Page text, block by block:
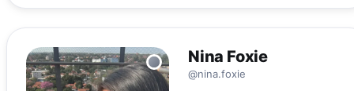
Nina Foxie
@nina.foxie